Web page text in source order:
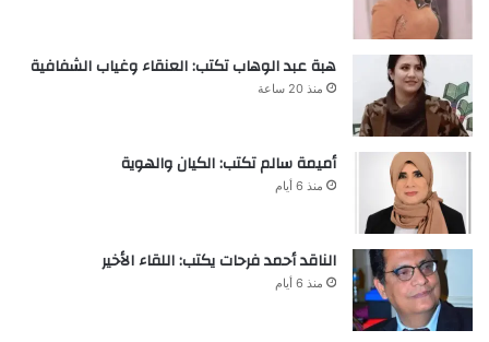
هبة عبد الوهاب تكتب: العنقاء وغياب الشفافية
منذ 20 ساعة
أميمة سالم تكتب: الكيان والهوية
منذ 6 أيام
الناقد أحمد فرحات يكتب: اللقاء الأخير
منذ 6 أيام